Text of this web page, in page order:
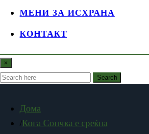
МЕНИ ЗА ИСХРАНА
КОНТАКТ
×
Search
Дома
Кога Сончка е среќна